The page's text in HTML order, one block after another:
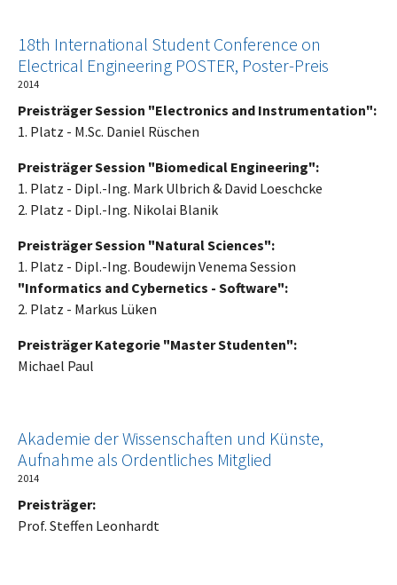
18th International Student Conference on
Electrical Engineering POSTER, Poster-Preis
2014
Preisträger Session "Electronics and Instrumentation":
1. Platz - M.Sc. Daniel Rüschen
Preisträger Session "Biomedical Engineering":
1. Platz - Dipl.-Ing. Mark Ulbrich & David Loeschcke
2. Platz - Dipl.-Ing. Nikolai Blanik
Preisträger Session "Natural Sciences":
1. Platz - Dipl.-Ing. Boudewijn Venema Session
"Informatics and Cybernetics - Software":
2. Platz - Markus Lüken
Preisträger Kategorie "Master Studenten":
Michael Paul
Akademie der Wissenschaften und Künste,
Aufnahme als Ordentliches Mitglied
2014
Preisträger:
Prof. Steffen Leonhardt